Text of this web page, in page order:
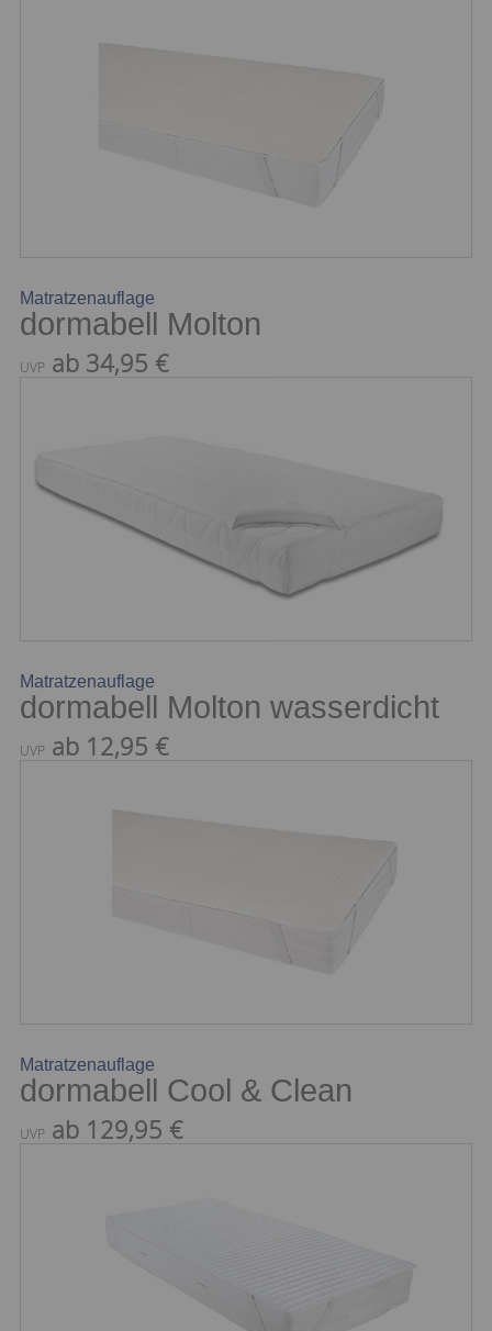
Matratzenauflage
dormabell Molton
UVP ab 34,95 €
Matratzenauflage
dormabell Molton wasserdicht
UVP ab 12,95 €
Matratzenauflage
dormabell Cool & Clean
UVP ab 129,95 €